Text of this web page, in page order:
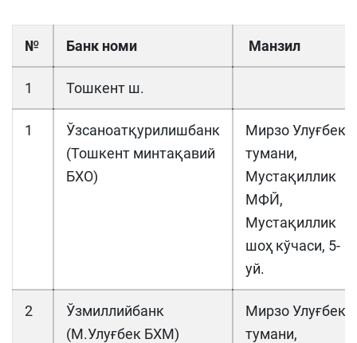
№ Банк номи Манзил
1 Тошкент ш.
1
Ўзсаноатқурилишбанк
(Тошкент минтақавий
БХО)
Мирзо Улуғбек
тумани,
Мустақиллик
МФЙ,
Мустақиллик
шоҳ кўчаси, 5-
уй.
2
Ўзмиллийбанк
(М.Улуғбек БХМ)
Мирзо Улуғбек
тумани,